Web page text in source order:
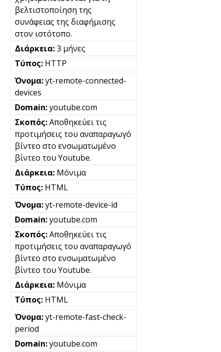
βελτιστοποίηση της
συνάφειας της διαφήμισης
στον ιστότοπο.
3 μήνες
HTTP
yt-remote-connected-
devices
youtube.com
Αποθηκεύει τις
προτιμήσεις του αναπαραγωγό
βίντεο στο ενσωματωμένο
βίντεο του Youtube.
Μόνιμα
HTML
yt-remote-device-id
youtube.com
Αποθηκεύει τις
προτιμήσεις του αναπαραγωγό
βίντεο στο ενσωματωμένο
βίντεο του Youtube.
Μόνιμα
HTML
yt-remote-fast-check-
period
youtube.com